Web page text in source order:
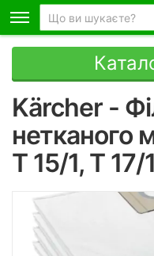
Kärcher -
нетканого
T 15/1, T 17/1